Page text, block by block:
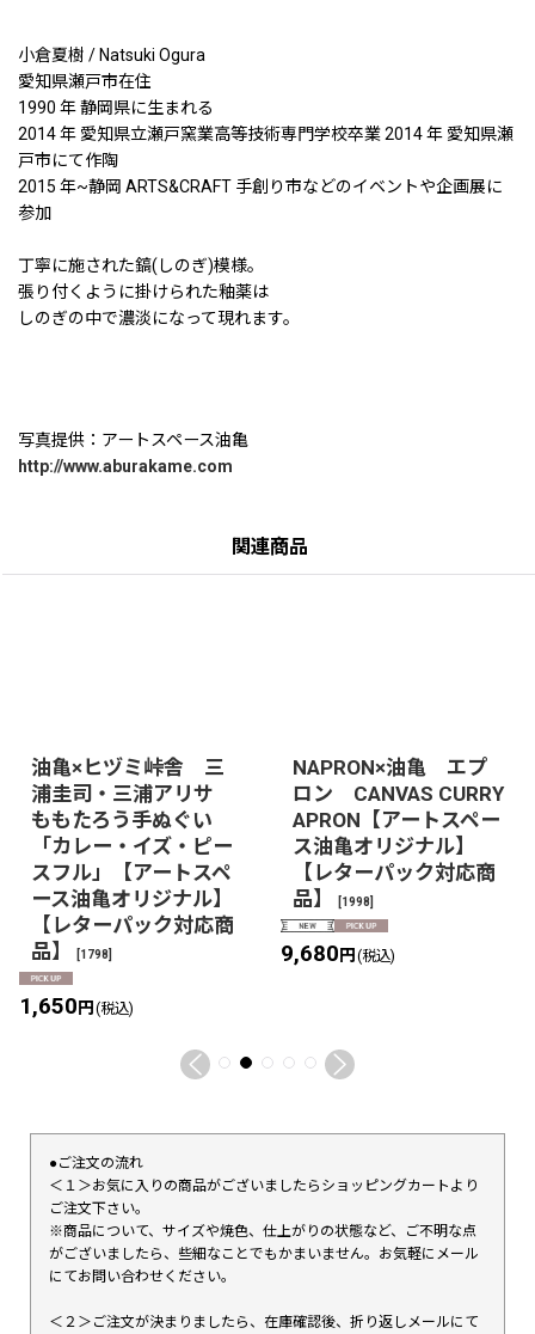
小倉夏樹 / Natsuki Ogura
愛知県瀬戸市在住
1990 年 静岡県に生まれる
2014 年 愛知県立瀬戸窯業高等技術専門学校卒業 2014 年 愛知県瀬
戸市にて作陶
2015 年~静岡 ARTS&CRAFT 手創り市などのイベントや企画展に
参加
丁寧に施された鎬(しのぎ)模様。
張り付くように掛けられた釉薬は
しのぎの中で濃淡になって現れます。
写真提供：アートスペース油亀
http://www.aburakame.com
関連商品
油亀×ヒヅミ峠舎 三
浦圭司・三浦アリサ
ももたろう手ぬぐい
「カレー・イズ・ピー
スフル」【アートスペ
ース油亀オリジナル】
【レターパック対応商
品】
[1798]
1,650円 (税込)
NAPRON×油亀 エプ
ロン CANVAS CURRY
APRON【アートスペー
ス油亀オリジナル】
【レターパック対応商
品】
[1998]
9,680円 (税込)
●ご注文の流れ
＜１＞お気に入りの商品がございましたらショッピングカートより
ご注文下さい。
※商品について、サイズや焼色、仕上がりの状態など、ご不明な点
がございましたら、些細なことでもかまいません。お気軽にメール
にてお問い合わせください。
＜２＞ご注文が決まりましたら、在庫確認後、折り返しメールにて